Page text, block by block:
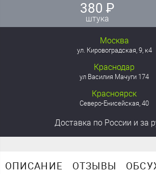
380₽
штука
Москва
ул. Кировоградская, 9, к4
Краснодар
ул Василия Мачуги 174
Красноярск
Северо-Енисейская, 40
Доставка по России и за
ОПИСАНИЕ ОТЗЫВЫ